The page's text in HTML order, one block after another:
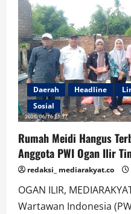
Ardani
Tinjau
Langsung
Lokasi
Rumah
Anggota
PWI
Ogan
Ilir
yang
Terbakar
di
Desa
Pulau
Semambu.
Daerah Headline
Sosial
Rumah Meidi Hangus
Anggota PWI Ogan Ilir
redaksi_ mediarakyat.co
OGAN ILIR,
Wartawan Indonesia